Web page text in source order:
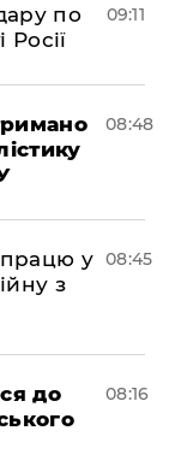
по
09:11
08:48
у
з
08:45
до
08:16